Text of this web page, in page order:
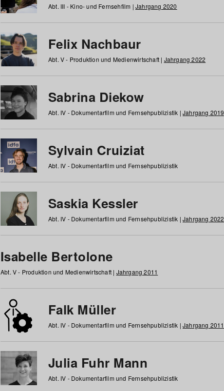
Abt. III - Kino- und Fernsehfilm | Jahrgang 2020
Felix Nachbaur
Abt. V - Produktion und Medienwirtschaft | Jahrgang 2022
Sabrina Diekow
Abt. IV - Dokumentarfilm und Fernsehpublizistik | Jahrgang 2019
Sylvain Cruiziat
Abt. IV - Dokumentarfilm und Fernsehpublizistik
Saskia Kessler
Abt. IV - Dokumentarfilm und Fernsehpublizistik | Jahrgang 2022
Isabelle Bertolone
Abt. V - Produktion und Medienwirtschaft | Jahrgang 2011
Falk Müller
Abt. IV - Dokumentarfilm und Fernsehpublizistik | Jahrgang 2011
Julia Fuhr Mann
Abt. IV - Dokumentarfilm und Fernsehpublizistik